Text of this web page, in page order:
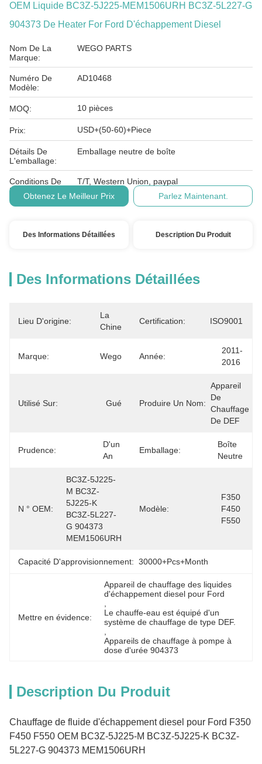
OEM Liquide BC3Z-5J225-MEM1506URH BC3Z-5L227-G
904373 De Heater For Ford D'échappement Diesel
Nom De La
Marque:
WEGO PARTS
Numéro De
Modèle:
AD10468
MOQ: 10 pièces
Prix: USD+(50-60)+Piece
Détails De
L'emballage:
Emballage neutre de boîte
Conditions De
Paiement:
T/T, Western Union, paypal
Obtenez Le Meilleur Prix
Parlez Maintenant.
Des Informations Détaillées Description Du Produit
Des Informations Détaillées
Lieu D'origine:
La
Chine
Certification: ISO9001
Marque: Wego Année:
2011-
2016
Utilisé Sur: Gué Produire Un Nom:
Appareil
De
Chauffage
De DEF
Prudence:
D'un
An
Emballage:
Boîte
Neutre
N ° OEM:
BC3Z-5J225-
M BC3Z-
5J225-K
BC3Z-5L227-
G 904373
MEM1506URH
Modèle:
F350
F450
F550
Capacité D'approvisionnement: 30000+Pcs+Month
Mettre en évidence:
Appareil de chauffage des liquides
d'échappement diesel pour Ford
Le chauffe-eau est équipé d'un
système de chauffage de type DEF.
Appareils de chauffage à pompe à
dose d'urée 904373
Description Du Produit
Chauffage de fluide d'échappement diesel pour Ford F350
F450 F550 OEM BC3Z-5J225-M BC3Z-5J225-K BC3Z-
5L227-G 904373 MEM1506URH